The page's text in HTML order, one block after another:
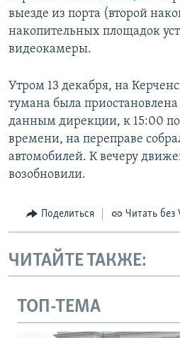
выезде из порта (второй
накопительных площадок
видеокамеры.
Утром 13 декабря, на
тумана была
данным дирекции, к 15:00
времени, на переправе
автомобилей. К вечеру
возобновили.
Поделиться Читать без
ЧИТАЙТЕ ТАКЖЕ:
ТОП-ТЕМА